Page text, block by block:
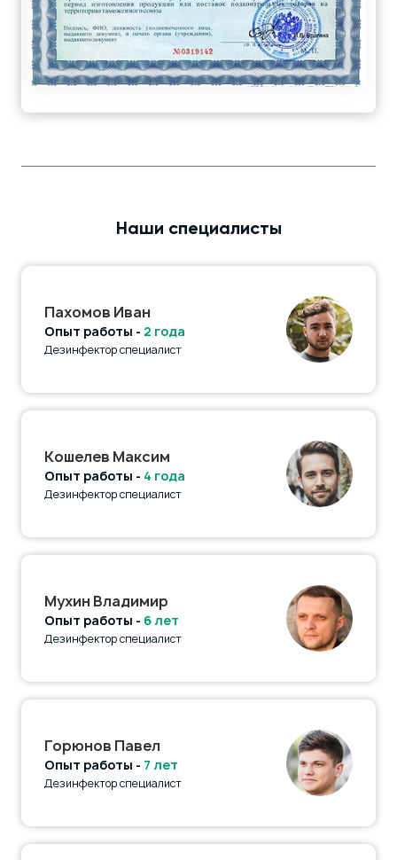
Наши специалисты
Пахомов Иван
Опыт работы - 2 года
Дезинфектор специалист
Кошелев Максим
Опыт работы - 4 года
Дезинфектор специалист
Мухин Владимир
Опыт работы - 6 лет
Дезинфектор специалист
Горюнов Павел
Опыт работы - 7 лет
Дезинфектор специалист